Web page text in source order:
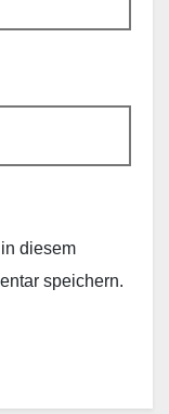
diesem
speichern.